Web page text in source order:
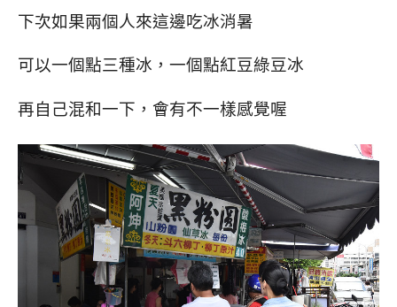
下次如果兩個人來這邊吃冰消暑
可以一個點三種冰，一個點紅豆綠豆冰
再自己混和一下，會有不一樣感覺喔